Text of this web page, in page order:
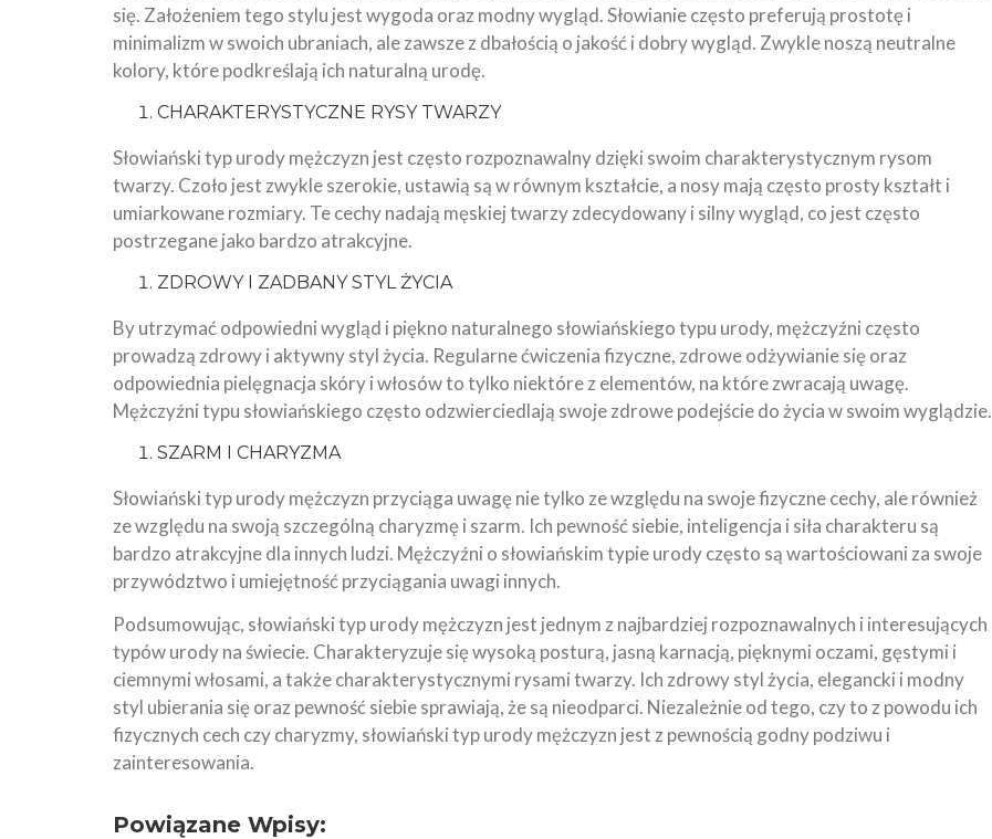
się. Założeniem tego stylu jest wygoda oraz modny wygląd. Słowianie często preferują prostotę i
minimalizm w swoich ubraniach, ale zawsze z dbałością o jakość i dobry wygląd. Zwykle noszą neutralne
kolory, które podkreślają ich naturalną urodę.
CHARAKTERYSTYCZNE RYSY TWARZY
Słowiański typ urody mężczyzn jest często rozpoznawalny dzięki swoim charakterystycznym rysom
twarzy. Czoło jest zwykle szerokie, ustawią są w równym kształcie, a nosy mają często prosty kształt i
umiarkowane rozmiary. Te cechy nadają męskiej twarzy zdecydowany i silny wygląd, co jest często
postrzegane jako bardzo atrakcyjne.
ZDROWY I ZADBANY STYL ŻYCIA
By utrzymać odpowiedni wygląd i piękno naturalnego słowiańskiego typu urody, mężczyźni często
prowadzą zdrowy i aktywny styl życia. Regularne ćwiczenia fizyczne, zdrowe odżywianie się oraz
odpowiednia pielęgnacja skóry i włosów to tylko niektóre z elementów, na które zwracają uwagę.
Mężczyźni typu słowiańskiego często odzwierciedlają swoje zdrowe podejście do życia w swoim wyglądzie.
SZARM I CHARYZMA
Słowiański typ urody mężczyzn przyciąga uwagę nie tylko ze względu na swoje fizyczne cechy, ale również
ze względu na swoją szczególną charyzmę i szarm. Ich pewność siebie, inteligencja i siła charakteru są
bardzo atrakcyjne dla innych ludzi. Mężczyźni o słowiańskim typie urody często są wartościowani za swoje
przywództwo i umiejętność przyciągania uwagi innych.
Podsumowując, słowiański typ urody mężczyzn jest jednym z najbardziej rozpoznawalnych i interesujących
typów urody na świecie. Charakteryzuje się wysoką posturą, jasną karnacją, pięknymi oczami, gęstymi i
ciemnymi włosami, a także charakterystycznymi rysami twarzy. Ich zdrowy styl życia, elegancki i modny
styl ubierania się oraz pewność siebie sprawiają, że są nieodparci. Niezależnie od tego, czy to z powodu ich
fizycznych cech czy charyzmy, słowiański typ urody mężczyzn jest z pewnością godny podziwu i
zainteresowania.
Powiązane Wpisy: